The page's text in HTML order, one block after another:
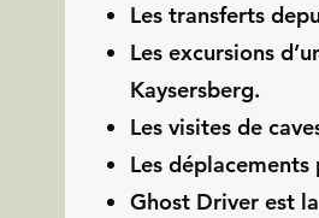
Les transferts
Les excursions
Kaysersberg.
Les visites de
Les
Ghost Driver est